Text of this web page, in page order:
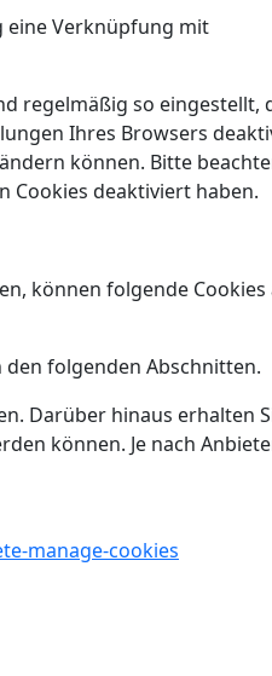
eine Verknüpfung mit
regelmäßig so eingestellt,
Ihres Browsers
können. Bitte
Cookies deaktiviert haben.
können folgende
folgenden Abschnitten.
Darüber hinaus erhalten
können. Je nach
manage-cookies